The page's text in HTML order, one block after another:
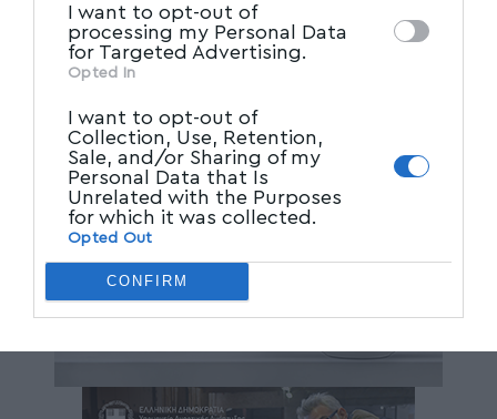
I want to opt-out of
processing my Personal Data
for Targeted Advertising.
Opted In
I want to opt-out of
Collection, Use, Retention,
Sale, and/or Sharing of my
Personal Data that Is
Unrelated with the Purposes
for which it was collected.
Opted Out
CONFIRM